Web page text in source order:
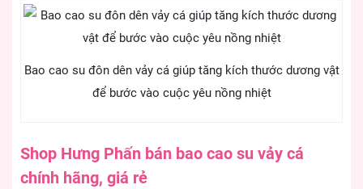
Bao cao su đôn dên vảy cá giúp tăng kích thước dương vật
để bước vào cuộc yêu nồng nhiệt
Shop Hưng Phấn bán bao cao su vảy cá
chính hãng, giá rẻ